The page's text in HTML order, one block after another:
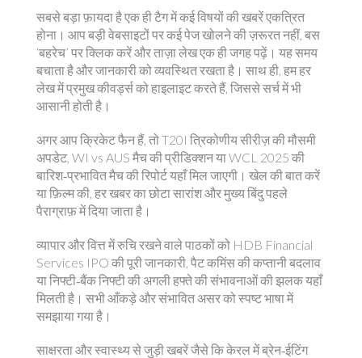
सबसे बड़ा फ़ायदा है एक ही टैग में कई विषयों की खबरें एकत्रित
होना। आप बड़ी वेबसाइटों पर कई पेज खोलने की ज़रूरत नहीं, बस
‘बहरेच’ पर क्लिक करें और ताज़ा लेख एक ही जगह पढ़ें। यह समय
बचाता है और जानकारी को व्यवस्थित रखता है। साथ ही, हम हर
लेख में प्रमुख कीवर्ड्स को हाइलाइट करते हैं, जिससे सर्च में भी
आसानी होती है।
अगर आप क्रिकेट फैन हैं, तो T20I त्रिकोणीय सीरीज़ की मौसमी
अपडेट, WI vs AUS मैच की प्रीडिक्शन या WCL 2025 की
बारिश‑प्रभावित मैच की रिपोर्ट यहाँ मिल जाएगी। खेल की बात करें
या फ़िल्म की, हर खबर का छोटा सारांश और मुख्य बिंदु पहले
पैराग्राफ़ में दिया जाता है।
व्यापार और वित्त में रुचि रखने वाले पाठकों को HDB Financial
Services IPO की पूरी जानकारी, पैट कमिंस की कप्तानी बदलाव
या निफ्टी‑बैंक निफ्टी की अगली हफ्ते की संभावनाओं की झलक यहाँ
मिलती है। सभी आँकड़े और संभावित असर को स्पष्ट भाषा में
समझाया गया है।
साक्षरता और स्वास्थ्य से जुड़ी खबरें जैसे कि केरल में ब्रेन‑ईटिंग